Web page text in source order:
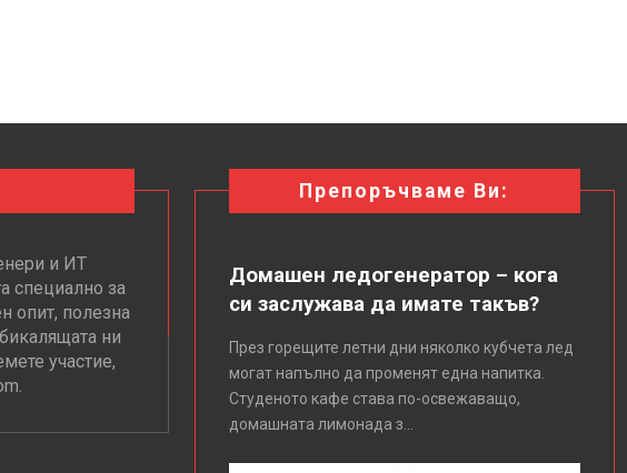
и ИТ
специално за
опит, полезна
ни
участие,
Препоръчваме Ви:
Домашен ледогенератор – кога
си заслужава да имате такъв?
През горещите летни дни няколко кубчета лед
могат напълно да променят една напитка.
Студеното кафе става по-освежаващо,
домашната лимонада з...